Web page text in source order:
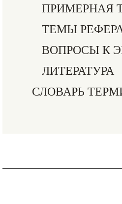
ПРИМЕРНАЯ
ТЕМЫ
ВОПРОСЫ К
ЛИТЕРАТУРА
СЛОВАРЬ